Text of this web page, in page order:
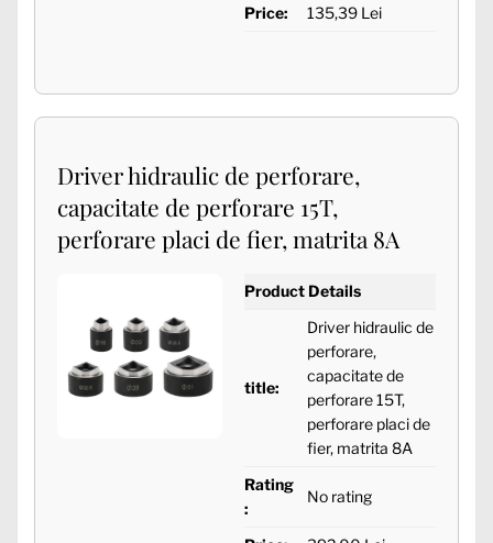
Price: 135,39 Lei
Driver hidraulic de perforare,
capacitate de perforare 15T,
perforare placi de fier, matrita 8A
Product Details
title:
Driver hidraulic de
perforare,
capacitate de
perforare 15T,
perforare placi de
fier, matrita 8A
Rating
:
No rating